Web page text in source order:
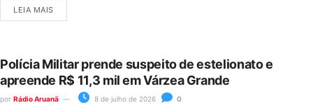
LEIA MAIS
Polícia Militar prende suspeito de estelionato e
apreende R$ 11,3 mil em Várzea Grande
por Rádio Aruanã 8 de julho de 2026 0